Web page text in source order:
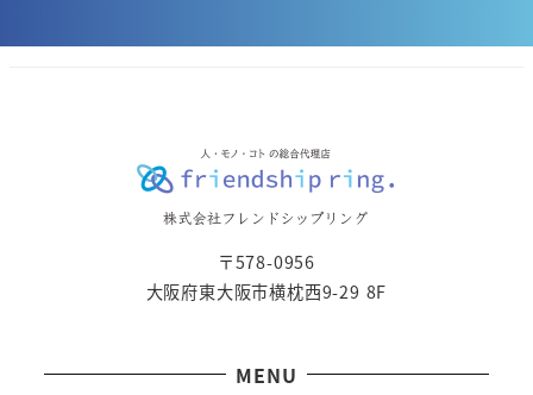
〒578-0956
大阪府東大阪市横枕西9-29 8F
MENU